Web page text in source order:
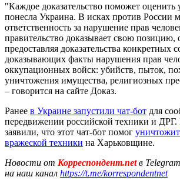
"Каждое доказательство поможет
понесла Украина. В исках против России
ответственность за нарушение прав
правительство доказывает свою позицию,
предоставляя доказательства конкретных
доказывающих факты нарушения прав
оккупационных войск: убийств, пыток,
уничтожения имущества, религиозных
– говорится на сайте Доказ.
Ранее в Украине запустили чат-бот для
передвижении российской техники и
заявили, что этот чат-бот помог
вражеской техники на Харьковщине.
Новости от Корреспондент.netв
на наш канал https://t.me/korrespondentnet